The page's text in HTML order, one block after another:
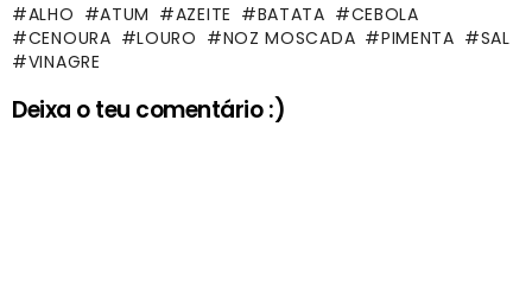
ALHO ATUM AZEITE BATATA
CEBOLA
CENOURA
LOURO NOZ MOSCADA PIMENTA
SAL
VINAGRE
Deixa o teu comentário :)